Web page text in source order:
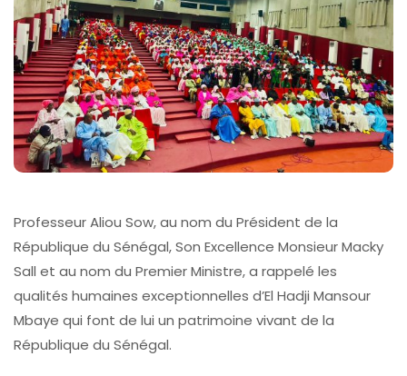
Professeur Aliou Sow, au nom du Président de la
République du Sénégal, Son Excellence Monsieur Macky
Sall et au nom du Premier Ministre, a rappelé les
qualités humaines exceptionnelles d’El Hadji Mansour
Mbaye qui font de lui un patrimoine vivant de la
République du Sénégal.